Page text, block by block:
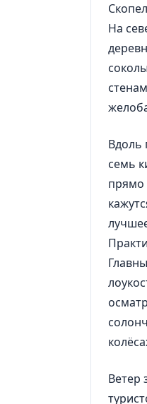
На
Вдоль
семь
прямо
Ветер